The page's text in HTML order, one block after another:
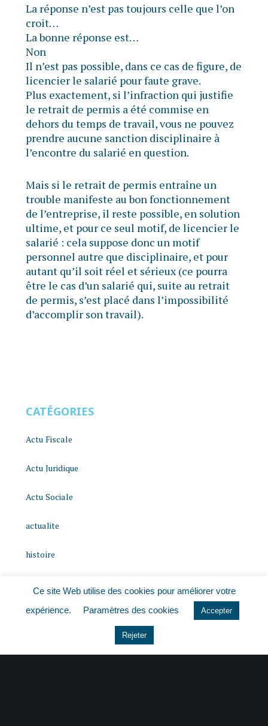
La réponse n’est pas toujours celle que l’on
croit…
La bonne réponse est…
Non
Il n’est pas possible, dans ce cas de figure, de
licencier le salarié pour faute grave.
Plus exactement, si l’infraction qui justifie
le retrait de permis a été commise en
dehors du temps de travail, vous ne pouvez
prendre aucune sanction disciplinaire à
l’encontre du salarié en question.
Mais si le retrait de permis entraîne un
trouble manifeste au bon fonctionnement
de l’entreprise, il reste possible, en solution
ultime, et pour ce seul motif, de licencier le
salarié : cela suppose donc un motif
personnel autre que disciplinaire, et pour
autant qu’il soit réel et sérieux (ce pourra
être le cas d’un salarié qui, suite au retrait
de permis, s’est placé dans l’impossibilité
d’accomplir son travail).
CATÉGORIES
Actu Fiscale
Actu Juridique
Actu Sociale
actualite
histoire
Non classé
Ce site Web utilise des cookies pour améliorer votre
expérience.
Paramètres des cookies Accepter
Rejeter